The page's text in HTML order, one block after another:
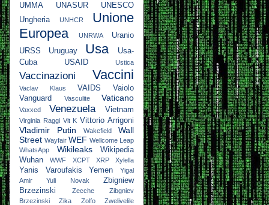
UMMA UNASUR
UNESCO
Ungheria
UNHCR
Unione
Europea
UNRWA
Uranio
URSS
Uruguay Usa
Usa-
Cuba
USAID Ustica
Vaccinazioni Vaccini
Vaclav Klaus VAIDS
Vaiolo
Vanguard
Vasculite Vaticano
Vaxxed Venezuela Vietnam
Virginia Raggi Vit K Vittorio Arrigoni
Vladimir Putin Wakefield
Wall
Street Wayfair WEF Wellcome Leap
WhatsApp
Wikileaks
Wikipedia
Wuhan
WWF XCPT XRP Xylella
Yanis Varoufakis Yemen
Yigal
Amir
Yuli Novak
Zbigniew
Brzezinski
Zecche
Zibgniev
Brzezinski
Zika Zolfo
Zwelivelile